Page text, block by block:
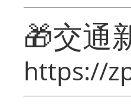
🎁交通
https://